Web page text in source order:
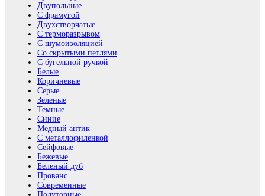
Двупольные
С фрамугой
Двухстворчатые
С терморазрывом
С шумоизоляцией
Со скрытыми петлями
С бугельной ручкой
Белые
Коричневые
Серые
Зеленые
Темные
Синие
Медный антик
С металлофиленкой
Сейфовые
Бежевые
Беленый дуб
Прованс
Современные
Полуторные